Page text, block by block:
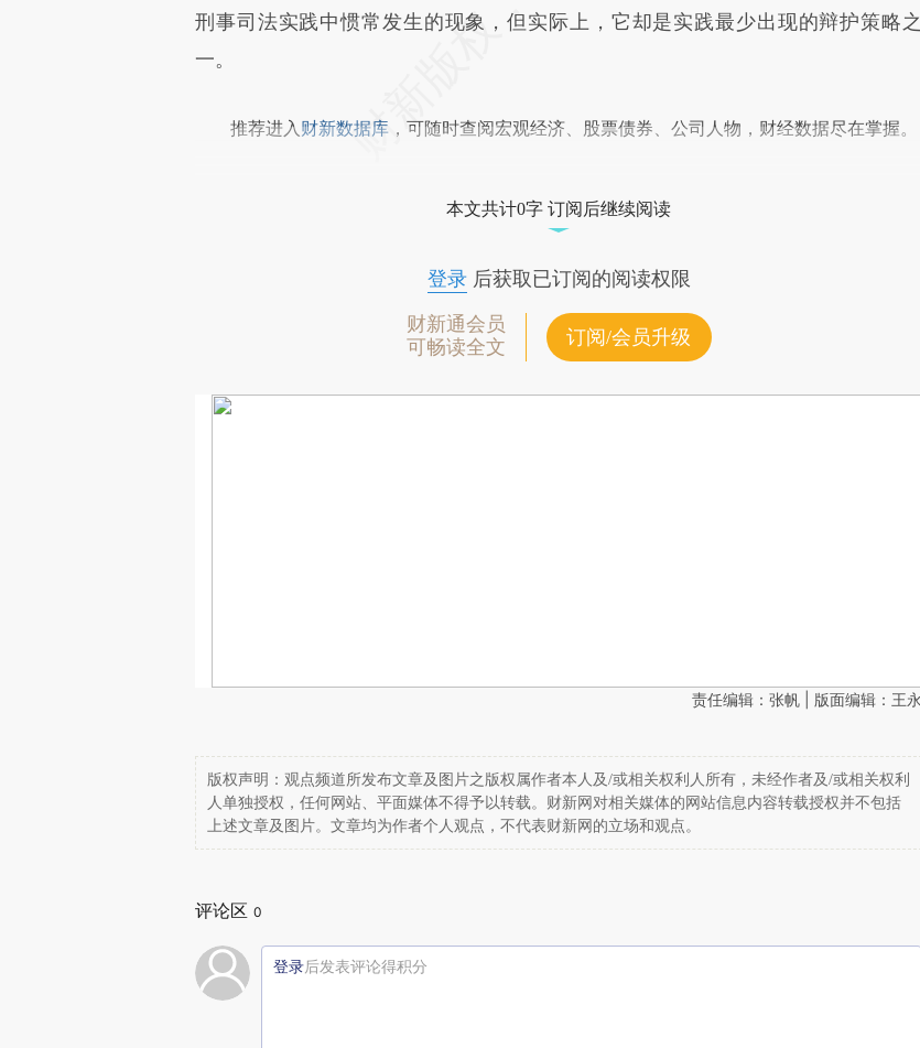
刑事司法实践中惯常发生的现象，但实际上，它却是实践最少出现的辩护策略之
一。
推荐进入 财新数据库 ，可随时查阅宏观经济、股票债券、公司人物，财经数据尽在掌握。
本文共计0字 订阅后继续阅读
登录后获取已订阅的阅读权限
财新通会员
可畅读全文
订阅/会员升级
责任编辑：张帆 | 版面编辑：王永
版权声明：观点频道所发布文章及图片之版权属作者本人及/或相关权利人所有，未经作者及/或相关权利
人单独授权，任何网站、平面媒体不得予以转载。财新网对相关媒体的网站信息内容转载授权并不包括
上述文章及图片。文章均为作者个人观点，不代表财新网的立场和观点。
评论区 0
登录后发表评论得积分